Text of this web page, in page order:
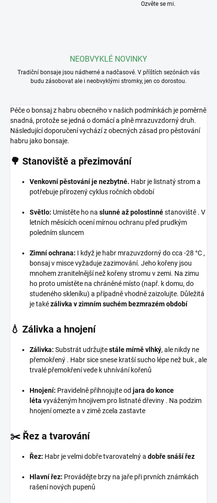
Ozvěte se mi.
NEOBVYKLÉ NOVINKY
Tradiční bonsaje jsou nádherné a nadčasové. V příštích sezónách vás
budu zásobovat ale i neobvyklými stromky, jen co dorostou.
Péče o bonsaj z habru obecného v našich podmínkách je poměrně
snadná, protože se jedná o domácí a plně mrazuvzdorný druh.
Následující doporučení vychází z obecných zásad pro pěstování
habru jako bonsaje.
🌳 Stanoviště a přezimování
Venkovní pěstování je nezbytné. Habr je listnatý strom a
potřebuje přirozený cyklus ročních období
Světlo: Umístěte ho na slunné až polostinnéstanoviště . V
letních měsících ocení mírnou ochranu před prudkým
poledním sluncem
Zimní ochrana: I když je habr mrazuvzdorný do cca -28 °C,
bonsaj v misce vyžaduje zazimování. Jeho kořeny jsou
mnohem zranitelnější než kořeny stromu v zemi. Na zimu
ho proto umístěte na chráněné místo (např. k domu, do
studeného skleníku) a případně vhodně zaizolujte. Důležitá
je takézálivka v zimním suchém bezmrazém období
💧 Zálivka a hnojení
Zálivka: Substrát udržujtestále mírně vlhký, ale nikdy ne
přemokřený . Habr sice snese kratší sucho lépe než buk, ale
trvalé přemokření vede k uhnívání kořenů
Hnojení: Pravidelně přihnojujte od jara do konce
léta vyváženým hnojivem pro listnaté dřeviny . Na podzim
hnojení omezte a v zimě zcela zastavte
✂️ Řez a tvarování
Řez: Habr je velmi dobře tvarovatelný a dobře snáší řez
Hlavní řez: Provádějte brzy na jaře při prvních známkách
rašení nových pupenů